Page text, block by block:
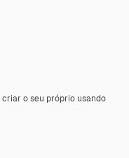
criar o seu próprio usando